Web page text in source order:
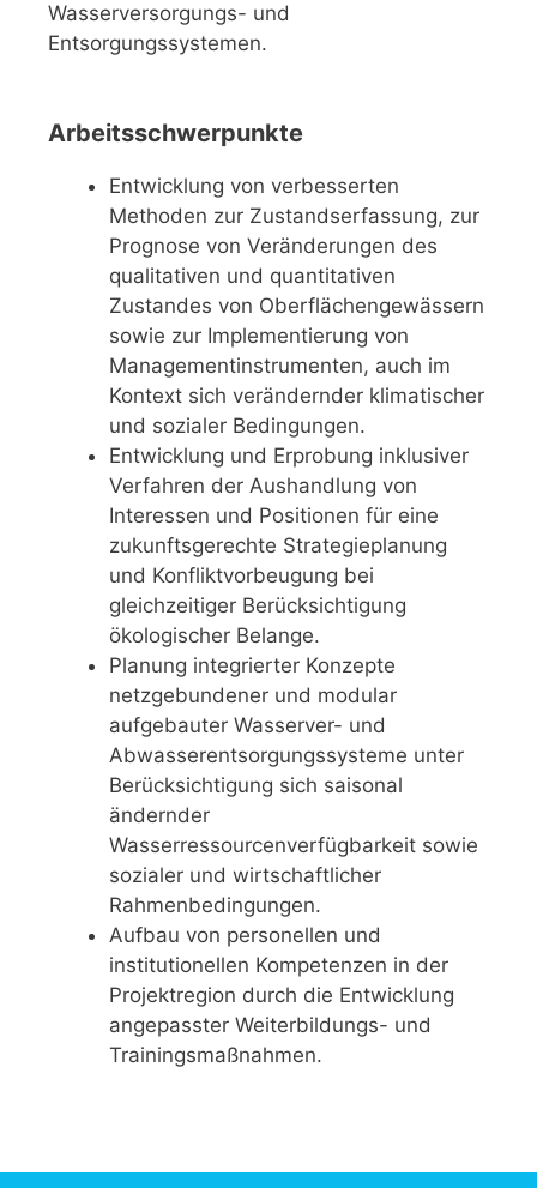
Wasserversorgungs- und
Entsorgungssystemen.
Arbeitsschwerpunkte
Entwicklung von verbesserten
Methoden zur Zustandserfassung, zur
Prognose von Veränderungen des
qualitativen und quantitativen
Zustandes von Oberflächengewässern
sowie zur Implementierung von
Managementinstrumenten, auch im
Kontext sich verändernder klimatischer
und sozialer Bedingungen.
Entwicklung und Erprobung inklusiver
Verfahren der Aushandlung von
Interessen und Positionen für eine
zukunftsgerechte Strategieplanung
und Konfliktvorbeugung bei
gleichzeitiger Berücksichtigung
ökologischer Belange.
Planung integrierter Konzepte
netzgebundener und modular
aufgebauter Wasserver- und
Abwasserentsorgungssysteme unter
Berücksichtigung sich saisonal
ändernder
Wasserressourcenverfügbarkeit sowie
sozialer und wirtschaftlicher
Rahmenbedingungen.
Aufbau von personellen und
institutionellen Kompetenzen in der
Projektregion durch die Entwicklung
angepasster Weiterbildungs- und
Trainingsmaßnahmen.